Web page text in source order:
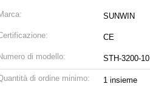
SUNWIN
CE
di modello: STH-3200-10
di ordine minimo: 1 insieme